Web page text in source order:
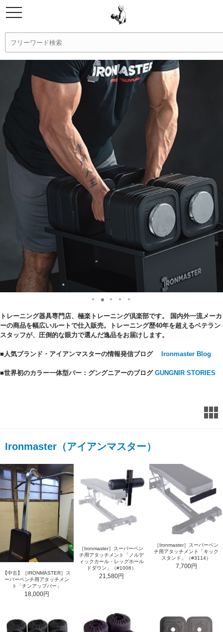
トレーニング器具専門店、極楽トレーニング倶楽部です。 国内外一流メーカ
ーの商品を幅広いルートで仕入販売。トレーニング歴40年を超えるベテラン
スタッフが、圧倒的な眼力で選んだ逸品をお届けします。
■人気ブランド・アイアンマスターの情報発信ブログ Ironmaster Blog
■世界初のカラー一体型バー：グングニアーのブログ GUNGNIR STORIES
Ironmaster（アイアンマスター）
【中古】［IRONMASTER］ス
ーパーベンチ用アタッチメン
ト「チンアップバー」
18,000円
［Ironmaster］スーパーベン
チ用アタッチメント「ノルデ
ィックカール・レッグホール
ドダウン」（#1006）
21,580円
［Ironmaster］スーパーベン
チ用アタッチメント「キック
スタンド」（#3114）
7,700円